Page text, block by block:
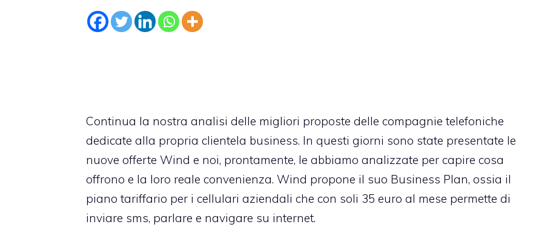
Continua la nostra analisi delle migliori proposte delle compagnie telefoniche
dedicate alla propria clientela business. In questi giorni sono state presentate le
nuove offerte Wind e noi, prontamente, le abbiamo analizzate per capire cosa
offrono e la loro reale convenienza. Wind propone il suo Business Plan, ossia il
piano tariffario per i cellulari aziendali che con soli 35 euro al mese permette di
inviare sms, parlare e navigare su internet.